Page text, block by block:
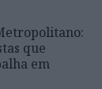
que
em